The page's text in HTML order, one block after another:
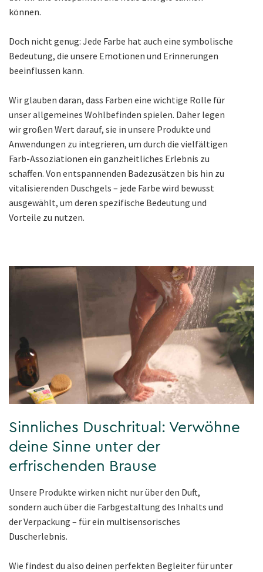
können.
Doch nicht genug: Jede Farbe hat auch eine symbolische
Bedeutung, die unsere Emotionen und Erinnerungen
beeinflussen kann.
Wir glauben daran, dass Farben eine wichtige Rolle für
unser allgemeines Wohlbefinden spielen. Daher legen
wir großen Wert darauf, sie in unsere Produkte und
Anwendungen zu integrieren, um durch die vielfältigen
Farb-Assoziationen ein ganzheitliches Erlebnis zu
schaffen. Von entspannenden Badezusätzen bis hin zu
vitalisierenden Duschgels – jede Farbe wird bewusst
ausgewählt, um deren spezifische Bedeutung und
Vorteile zu nutzen.
Sinnliches Duschritual: Verwöhne
deine Sinne unter der
erfrischenden Brause
Unsere Produkte wirken nicht nur über den Duft,
sondern auch über die Farbgestaltung des Inhalts und
der Verpackung – für ein multisensorisches
Duscherlebnis.
Wie findest du also deinen perfekten Begleiter für unter